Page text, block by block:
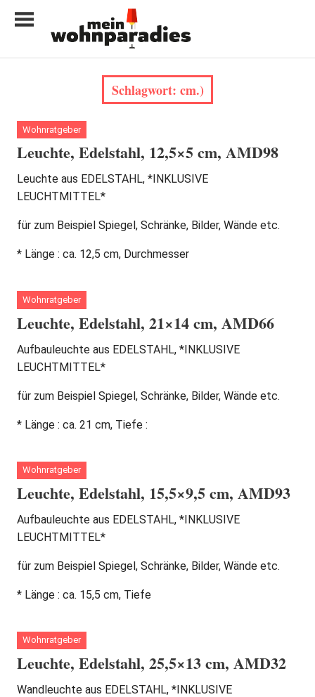
Inhalt
My
castle
Schlagwort: cm.)
Wohnratgeber
Leuchte, Edelstahl, 12,5×5 cm, AMD98
Leuchte aus EDELSTAHL, *INKLUSIVE
LEUCHTMITTEL*
für zum Beispiel Spiegel, Schränke, Bilder, Wände etc.
* Länge : ca. 12,5 cm, Durchmesser
Wohnratgeber
Leuchte, Edelstahl, 21×14 cm, AMD66
Aufbauleuchte aus EDELSTAHL, *INKLUSIVE
LEUCHTMITTEL*
für zum Beispiel Spiegel, Schränke, Bilder, Wände etc.
* Länge : ca. 21 cm, Tiefe :
Wohnratgeber
Leuchte, Edelstahl, 15,5×9,5 cm, AMD93
Aufbauleuchte aus EDELSTAHL, *INKLUSIVE
LEUCHTMITTEL*
für zum Beispiel Spiegel, Schränke, Bilder, Wände etc.
* Länge : ca. 15,5 cm, Tiefe
Wohnratgeber
Leuchte, Edelstahl, 25,5×13 cm, AMD32
Wandleuchte aus EDELSTAHL, *INKLUSIVE